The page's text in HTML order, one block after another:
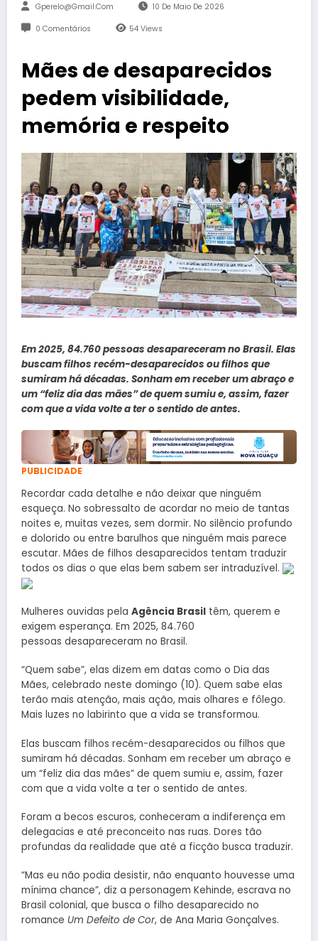
Gperelo@gmail.com 10 De Maio De 2026
0 Comentários 54 Views
Mães de desaparecidos
pedem visibilidade,
memória e respeito
Em 2025, 84.760 pessoas desapareceram no Brasil. Elas
buscam filhos recém-desaparecidos ou filhos que
sumiram há décadas. Sonham em receber um abraço e
um “feliz dia das mães” de quem sumiu e, assim, fazer
com que a vida volte a ter o sentido de antes.
PUBLICIDADE
Recordar cada detalhe e não deixar que ninguém
esqueça. No sobressalto de acordar no meio de tantas
noites e, muitas vezes, sem dormir. No silêncio profundo
e dolorido ou entre barulhos que ninguém mais parece
escutar. Mães de filhos desaparecidos tentam traduzir
todos os dias o que elas bem sabem ser intraduzível.
Mulheres ouvidas pela Agência Brasil têm, querem e
exigem esperança. Em 2025, 84.760
pessoas desapareceram no Brasil.
“Quem sabe”, elas dizem em datas como o Dia das
Mães, celebrado neste domingo (10). Quem sabe elas
terão mais atenção, mais ação, mais olhares e fôlego.
Mais luzes no labirinto que a vida se transformou.
Elas buscam filhos recém-desaparecidos ou filhos que
sumiram há décadas. Sonham em receber um abraço e
um “feliz dia das mães” de quem sumiu e, assim, fazer
com que a vida volte a ter o sentido de antes.
Foram a becos escuros, conheceram a indiferença em
delegacias e até preconceito nas ruas. Dores tão
profundas da realidade que até a ficção busca traduzir.
“Mas eu não podia desistir, não enquanto houvesse uma
mínima chance”, diz a personagem Kehinde, escrava no
Brasil colonial, que busca o filho desaparecido no
romance Um Defeito de Cor, de Ana Maria Gonçalves.